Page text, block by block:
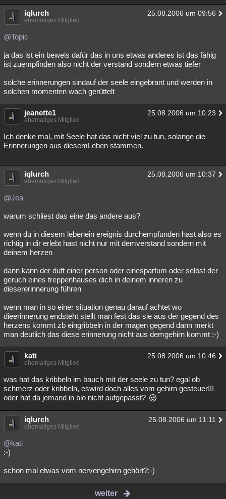
iqlurch 25.08.2006 um 09:56
ehemaliges Mitglied
@Topic
ja das ist ein beweis dafür das in uns etwas anderes ist das fähig
ist zuempfinden also nicht der verstand sondern etwas tiefer
solche erinnerungen sindauf der seele eingebrant und werden in
solchen momenten wach gerüttelt
jeanette1 25.08.2006 um 10:23
ehemaliges Mitglied
Ich denke mal, mit Seele hat das nicht viel zu tun, solange die
Erinnerungen aus diesemLeben stammen.
iqlurch 25.08.2006 um 10:37
ehemaliges Mitglied
@Jea
warum schliest das eine das andere aus?
wenn du in diesem lebenein ereignis durchempfunden hast also es
richtig in dir erlebt hast nicht nur mit demverstand sondern mit
deinem herzen
dann kann der duft einer person oder einesparfum oder selbst der
geruch eines treppenhauses dich in deinem inneren zu
diesererinnerung führen
wenn man in so einer situation genau darauf achtet wo
dieerinnerung endsteht stellt man fest das sie aus der gegend des
herzens kommt zb eingribbeln in der magen gegend dann merkt
man deutlich das diese erinnerung nicht aus demgehirn kommt :-)
kati 25.08.2006 um 10:46
ehemaliges Mitglied
was hat das kribbeln im bauch mit der seele zu tun? egal ob
schmerz oder kribbeln, eswird doch alles vom gehirn gesteuer!!!
oder hat da jemand in bio nicht aufgepasst?
iqlurch 25.08.2006 um 11:11
ehemaliges Mitglied
@kati
:-)
schon mal etwas vom nervengehirn gehört?:-)
weiter